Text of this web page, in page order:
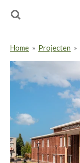
Ga
direct
deHome » Projecten »